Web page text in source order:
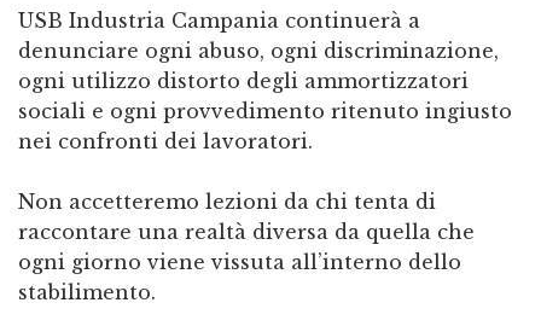
USB Industria Campania continuerà a
denunciare ogni abuso, ogni discriminazione,
ogni utilizzo distorto degli ammortizzatori
sociali e ogni provvedimento ritenuto ingiusto
nei confronti dei lavoratori.
Non accetteremo lezioni da chi tenta di
raccontare una realtà diversa da quella che
ogni giorno viene vissuta all’interno dello
stabilimento.